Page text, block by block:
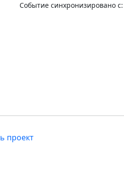
Событие синхронизировано с:
проект